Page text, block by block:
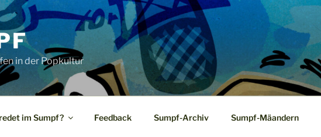
in der Popkultur
im Sumpf? Feedback Sumpf-Archiv Sumpf-Mäandern